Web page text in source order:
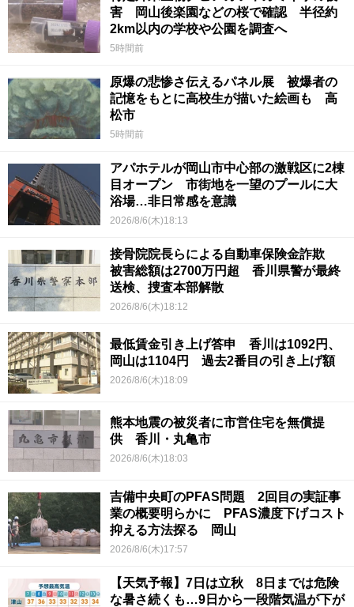
害 岡山後楽園などの桜で確認 半径約
2km以内の学校や公園を調査へ
5時間前
原爆の悲惨さ伝えるパネル展 被爆者の
記憶をもとに高校生が描いた絵画も 高
松市
5時間前
アパホテルが岡山市中心部の激戦区に2棟
目オープン 市街地を一望のプールに大
浴場…非日常感を意識
2026/8/6(木)18:13
接骨院院長らによる自動車保険金詐欺
被害総額は2700万円超 香川県警が最終
送検、捜査本部解散
2026/8/6(木)18:12
最低賃金引き上げ答申 香川は1092円、
岡山は1104円 過去2番目の引き上げ額
2026/8/6(木)18:09
熊本地震の被災者に市営住宅を無償提
供 香川・丸亀市
2026/8/6(木)18:03
吉備中央町のPFAS問題 2回目の実証事
業の概要明らかに PFAS濃度下げコスト
抑える方法探る 岡山
2026/8/6(木)17:57
【天気予報】7日は立秋 8日までは危険
な暑さ続くも…9日から一段階気温が下が